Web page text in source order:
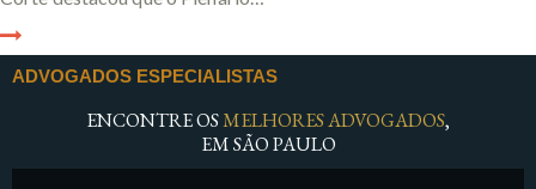
ADVOGADOS ESPECIALISTAS
ENCONTRE OSMELHORES ADVOGADOS,
EM SÃO PAULO